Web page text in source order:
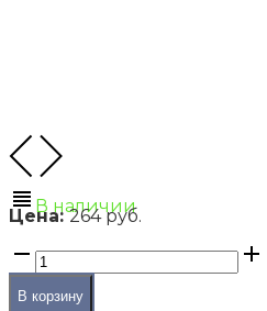
В наличии
Цена:264 руб.
В корзину